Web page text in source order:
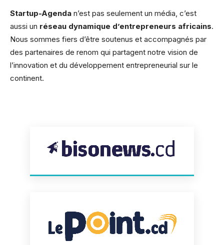
Startup-Agenda n’est pas seulement un média, c’est
aussi un réseau dynamique d’entrepreneurs africains.
Nous sommes fiers d’être soutenus et accompagnés par
des partenaires de renom qui partagent notre vision de
l’innovation et du développement entrepreneurial sur le
continent.